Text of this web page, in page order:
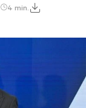
4 min.